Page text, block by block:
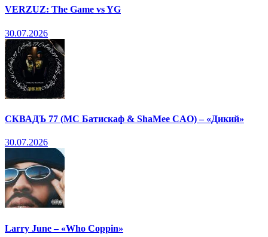
VERZUZ: The Game vs YG
30.07.2026
СКВАДЪ 77 (МС Батискаф & ShaMee CAO) – «Дикий»
30.07.2026
Larry June – «Who Coppin»